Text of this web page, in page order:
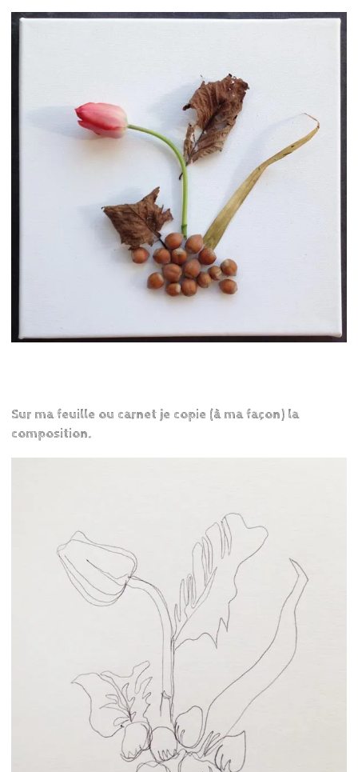
Sur ma feuille ou carnet je copie (à ma façon) la
composition.